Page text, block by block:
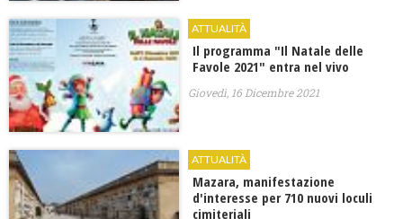
ATTUALITÀ
Il programma "Il Natale delle
Favole 2021" entra nel vivo
Giovedì, 16 Dicembre 2021
ATTUALITÀ
Mazara, manifestazione
d'interesse per 710 nuovi loculi
cimiteriali